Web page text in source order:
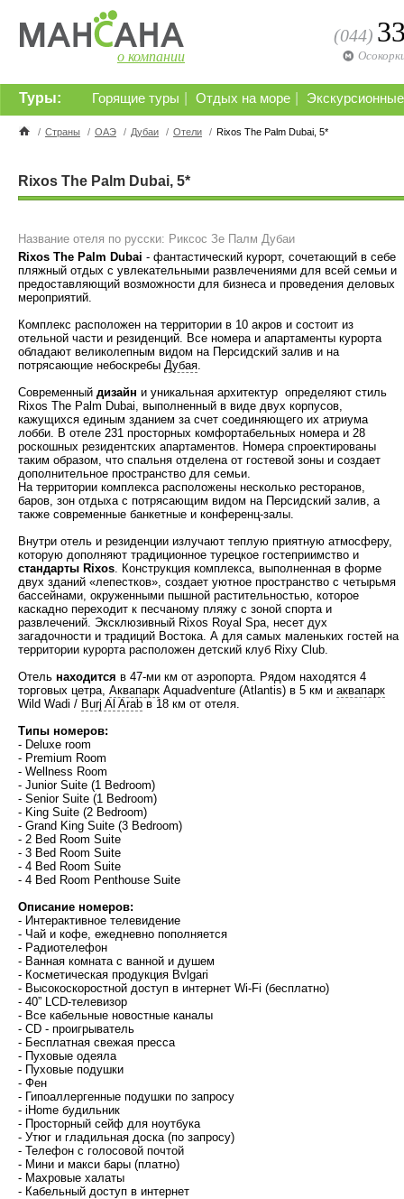
о компании
(044)
Горящие туры Отдых на море
Туры:
/ Страны / ОАЭ / Дубаи / Отели / Rixos The Palm Dubai, 5*
Rixos The Palm Dubai, 5*
Название отеля по русски: Риксос Зе Палм Дубаи
Rixos The Palm Dubai - фантастический курорт, сочетающий в себе
пляжный отдых с увлекательными развлечениями для всей семьи и
предоставляющий возможности для бизнеса и проведения деловых
мероприятий.
Комплекс расположен на территории в 10 акров и состоит из
отельной части и резиденций. Все номера и апартаменты курорта
обладают великолепным видом на Персидский залив и на
потрясающие небоскребы Дубая.
Современный дизайн и уникальная архитектур определяют стиль
Rixos The Palm Dubai, выполненный в виде двух корпусов,
кажущихся единым зданием за счет соединяющего их атриума
лобби. В отеле 231 просторных комфортабельных номера и 28
роскошных резидентских апартаментов. Номера спроектированы
таким образом, что спальня отделена от гостевой зоны и создает
дополнительное пространство для семьи.
На территории комплекса расположены несколько ресторанов,
баров, зон отдыха с потрясающим видом на Персидский залив, а
также современные банкетные и конференц-залы.
Внутри отель и резиденции излучают теплую приятную атмосферу,
которую дополняют традиционное турецкое гостеприимство и
стандарты Rixos. Конструкция комплекса, выполненная в форме
двух зданий «лепестков», создает уютное пространство с четырьмя
бассейнами, окруженными пышной растительностью, которое
каскадно переходит к песчаному пляжу с зоной спорта и
развлечений. Эксклюзивный Rixos Royal Spa, несет дух
загадочности и традиций Востока. А для самых маленьких гостей на
территории курорта расположен детский клуб Rixy Club.
Отель находится в 47-ми км от аэропорта. Рядом находятся 4
торговых цетра, Аквапарк Aquadventure (Atlantis) в 5 км и аквапарк
Wild Wadi / Burj Al Arab в 18 км от отеля.
Типы номеров:
- Deluxe room
- Premium Room
- Wellness Room
- Junior Suite (1 Bedroom)
- Senior Suite (1 Bedroom)
- King Suite (2 Bedroom)
- Grand King Suite (3 Bedroom)
- 2 Bed Room Suite
- 3 Bed Room Suite
- 4 Bed Room Suite
- 4 Bed Room Penthouse Suite
Описание номеров:
- Интерактивное телевидение
- Чай и кофе, ежедневно пополняется
- Радиотелефон
- Ванная комната с ванной и душем
- Косметическая продукция Bvlgari
- Высокоскоростной доступ в интернет Wi-Fi (бесплатно)
- 40” LCD-телевизор
- Все кабельные новостные каналы
- CD - проигрыватель
- Бесплатная свежая пресса
- Пуховые одеяла
- Пуховые подушки
- Фен
- Гипоаллергенные подушки по запросу
- iHome будильник
- Просторный сейф для ноутбука
- Утюг и гладильная доска (по запросу)
- Телефон с голосовой почтой
- Мини и макси бары (платно)
- Махровые халаты
- Кабельный доступ в интернет